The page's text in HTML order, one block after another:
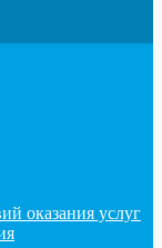
оказания услуг